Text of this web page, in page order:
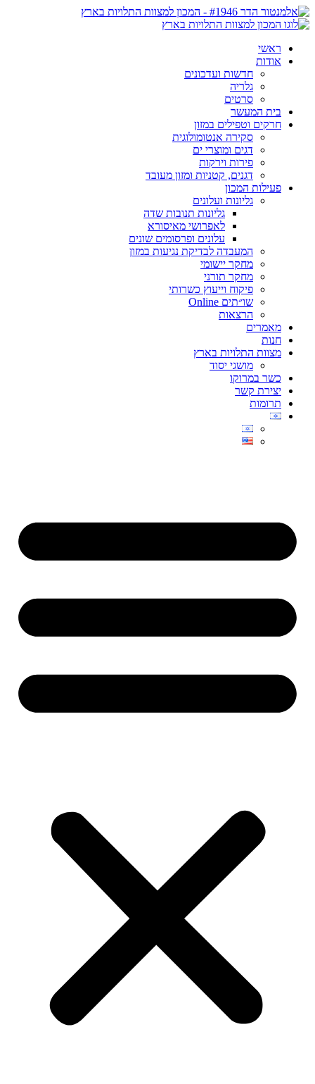
ראשי
אודות
חדשות ועדכונים
גלריה
סרטים
בית המעשר
חרקים וטפילים במזון
סקירה אנטומולוגית
דגים ומוצרי ים
פירות וירקות
דגנים, קטניות ומזון מעובד
פעילות המכון
גליונות ועלונים
גליונות תנובות שדה
לאפרושי מאיסורא
עלונים ופרסומים שונים
המעבדה לבדיקת נגיעות במזון
מחקר יישומי
מחקר תורני
פיקוח וייעוץ כשרותי
שו״תים Online
הרצאות
מאמרים
חנות
מצוות התלויות בארץ
מושגי יסוד
כשר במרוקו
יצירת קשר
תרומות